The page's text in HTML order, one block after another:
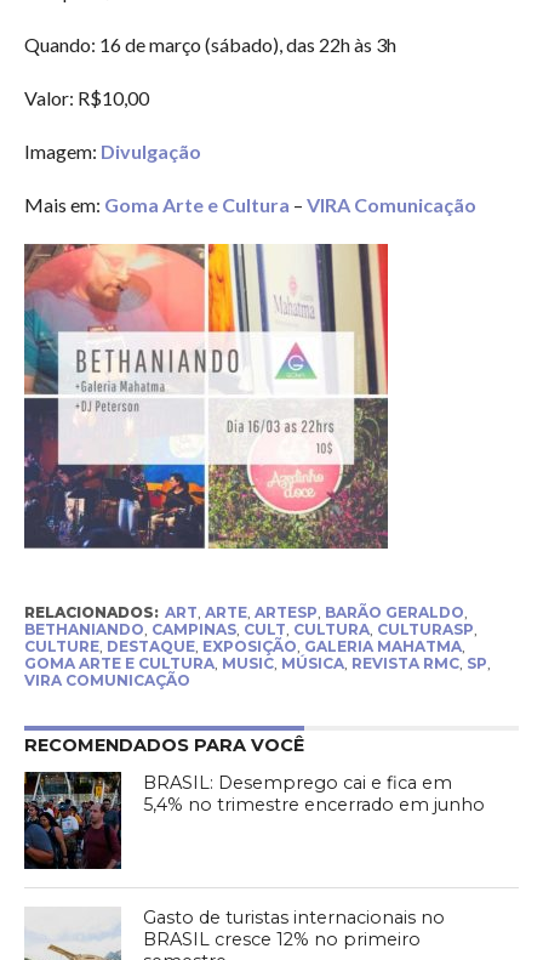
Quando: 16 de março (sábado), das 22h às 3h
Valor: R$10,00
Imagem: Divulgação
Mais em: Goma Arte e Cultura – VIRA Comunicação
RELACIONADOS: ART, ARTE, ARTESP, BARÃO GERALDO,
BETHANIANDO, CAMPINAS, CULT, CULTURA, CULTURASP,
CULTURE, DESTAQUE, EXPOSIÇÃO, GALERIA MAHATMA,
GOMA ARTE E CULTURA, MUSIC, MÚSICA, REVISTA RMC, SP,
VIRA COMUNICAÇÃO
RECOMENDADOS PARA VOCÊ
BRASIL: Desemprego cai e fica em
5,4% no trimestre encerrado em junho
Gasto de turistas internacionais no
BRASIL cresce 12% no primeiro